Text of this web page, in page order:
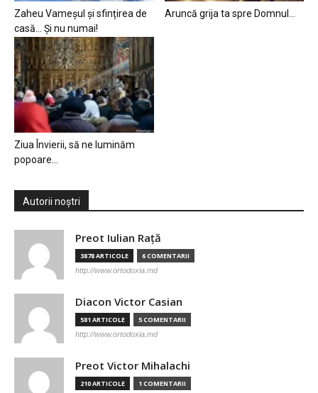
Zaheu Vameșul și sfințirea de
casă… Și nu numai!
Aruncă grija ta spre Domnul…
Ziua Învierii, să ne luminăm
popoare…
Autorii noștri
Preot Iulian Raţă
3878 ARTICOLE 6 COMENTARII
http://www.ortodoxia.md
Diacon Victor Casian
581 ARTICOLE 5 COMENTARII
http://www.ortodoxia.md
Preot Victor Mihalachi
210 ARTICOLE 1 COMENTARII